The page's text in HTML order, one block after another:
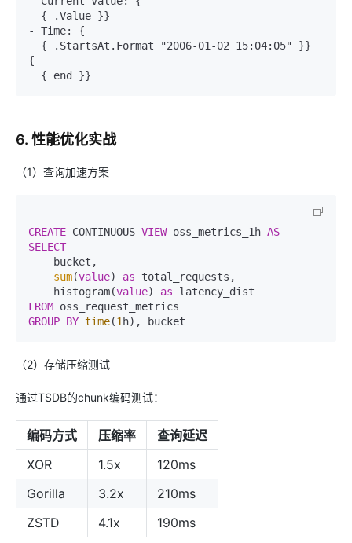
- Time: {
{
6. 性能优化实战
（1）查询加速方案
CREATE CONTINUOUS VIEW oss_metrics_1h AS
SELECT
sum(value) as total_requests,
    histogram(
value) as
FROM
GROUP BY time(1
（2）存储压缩测试
通过TSDB的chunk编码测试：
编码方式 压缩率
查询延迟
XOR
1.5x
120ms
Gorilla
3.2x
210ms
ZSTD
4.1x 190ms